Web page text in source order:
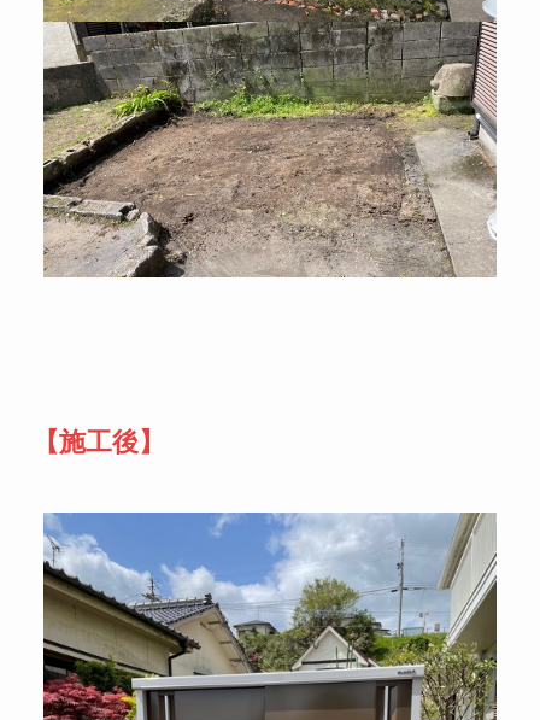
【施工後】